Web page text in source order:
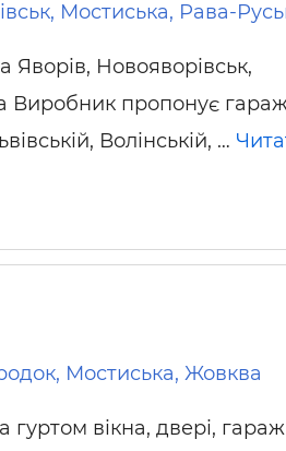
Мостиська, Рава-
Яворів, Новояворівськ,
Виробник пропонує
Волінській, …
Мостиська, Жовква
гуртом вікна, двері,